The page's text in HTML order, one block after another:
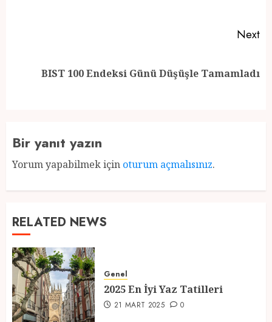
Next
BIST 100 Endeksi Günü Düşüşle Tamamladı
Bir yanıt yazın
Yorum yapabilmek için oturum açmalısınız.
RELATED NEWS
Genel
2025 En İyi Yaz Tatilleri
21 MART 2025 0